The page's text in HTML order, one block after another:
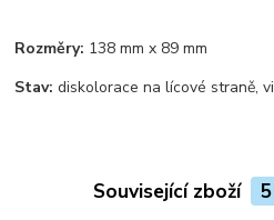
Rozměry: 138 mm x 89 mm
Stav: diskolorace na lícové straně,
Související zboží